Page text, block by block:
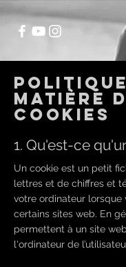
matière
cookies
1. Qu'est-ce
Un cookie est un petit
lettres et de chiffres et
votre ordinateur lorsque
certains sites web. En
permettent à un site
l'ordinateur de